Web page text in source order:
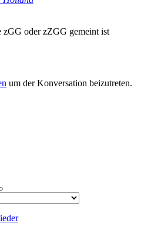
oder zZGG gemeint ist
um der Konversation beizutreten.